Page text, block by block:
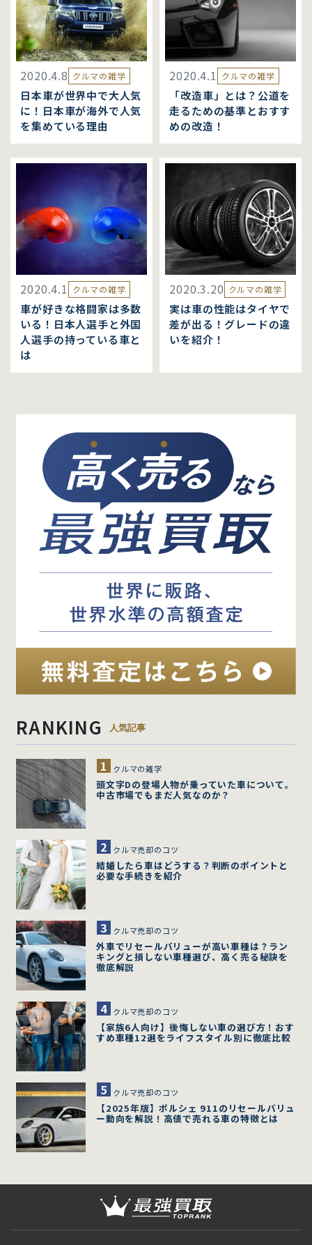
2020.4.8 クルマの雑学
日本車が世界中で大人気
に！日本車が海外で人気
を集めている理由
2020.4.1 クルマの雑学
「改造車」とは？公道を
走るための基準とおすす
めの改造！
2020.4.1 クルマの雑学
車が好きな格闘家は多数
いる！日本人選手と外国
人選手の持っている車と
は
2020.3.20 クルマの雑学
実は車の性能はタイヤで
差が出る！グレードの違
いを紹介！
RANKING 人気記事
クルマの雑学
頭文字Dの登場人物が乗っていた車について。
中古市場でもまだ人気なのか？
クルマ売却のコツ
結婚したら車はどうする？判断のポイントと
必要な手続きを紹介
クルマ売却のコツ
外車でリセールバリューが高い車種は？ラン
キングと損しない車種選び、高く売る秘訣を
徹底解説
クルマ売却のコツ
【家族6人向け】後悔しない車の選び方！おす
すめ車種12選をライフスタイル別に徹底比較
クルマ売却のコツ
【2025年版】ポルシェ 911のリセールバリュ
ー動向を解説！高値で売れる車の特徴とは